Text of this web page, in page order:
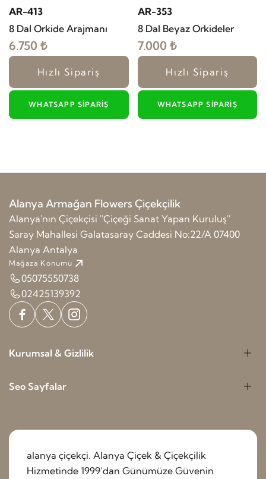
AR-413
8 Dal Orkide Arajmanı
6.750 ₺
Hızlı Sipariş
WHATSAPP SIPARIŞ
AR-353
8 Dal Beyaz Orkideler
7.000 ₺
Hızlı Sipariş
WHATSAPP SIPARIŞ
Alanya Armağan Flowers Çiçekçilik
Alanya'nın Çiçekçisi ''Çiçeği Sanat Yapan Kuruluş''
Saray Mahallesi Galatasaray Caddesi No:22/A 07400
Alanya Antalya
Mağaza Konumu
05075550738
02425139392
Kurumsal & Gizlilik
Seo Sayfalar
alanya çiçekçi. Alanya Çiçek & Çiçekçilik
Hizmetinde 1999’dan Günümüze Güvenin